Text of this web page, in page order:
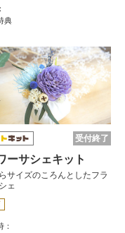
典
受付終了
ーサシェキット
サイズのころんとしたフラ
ェ
：